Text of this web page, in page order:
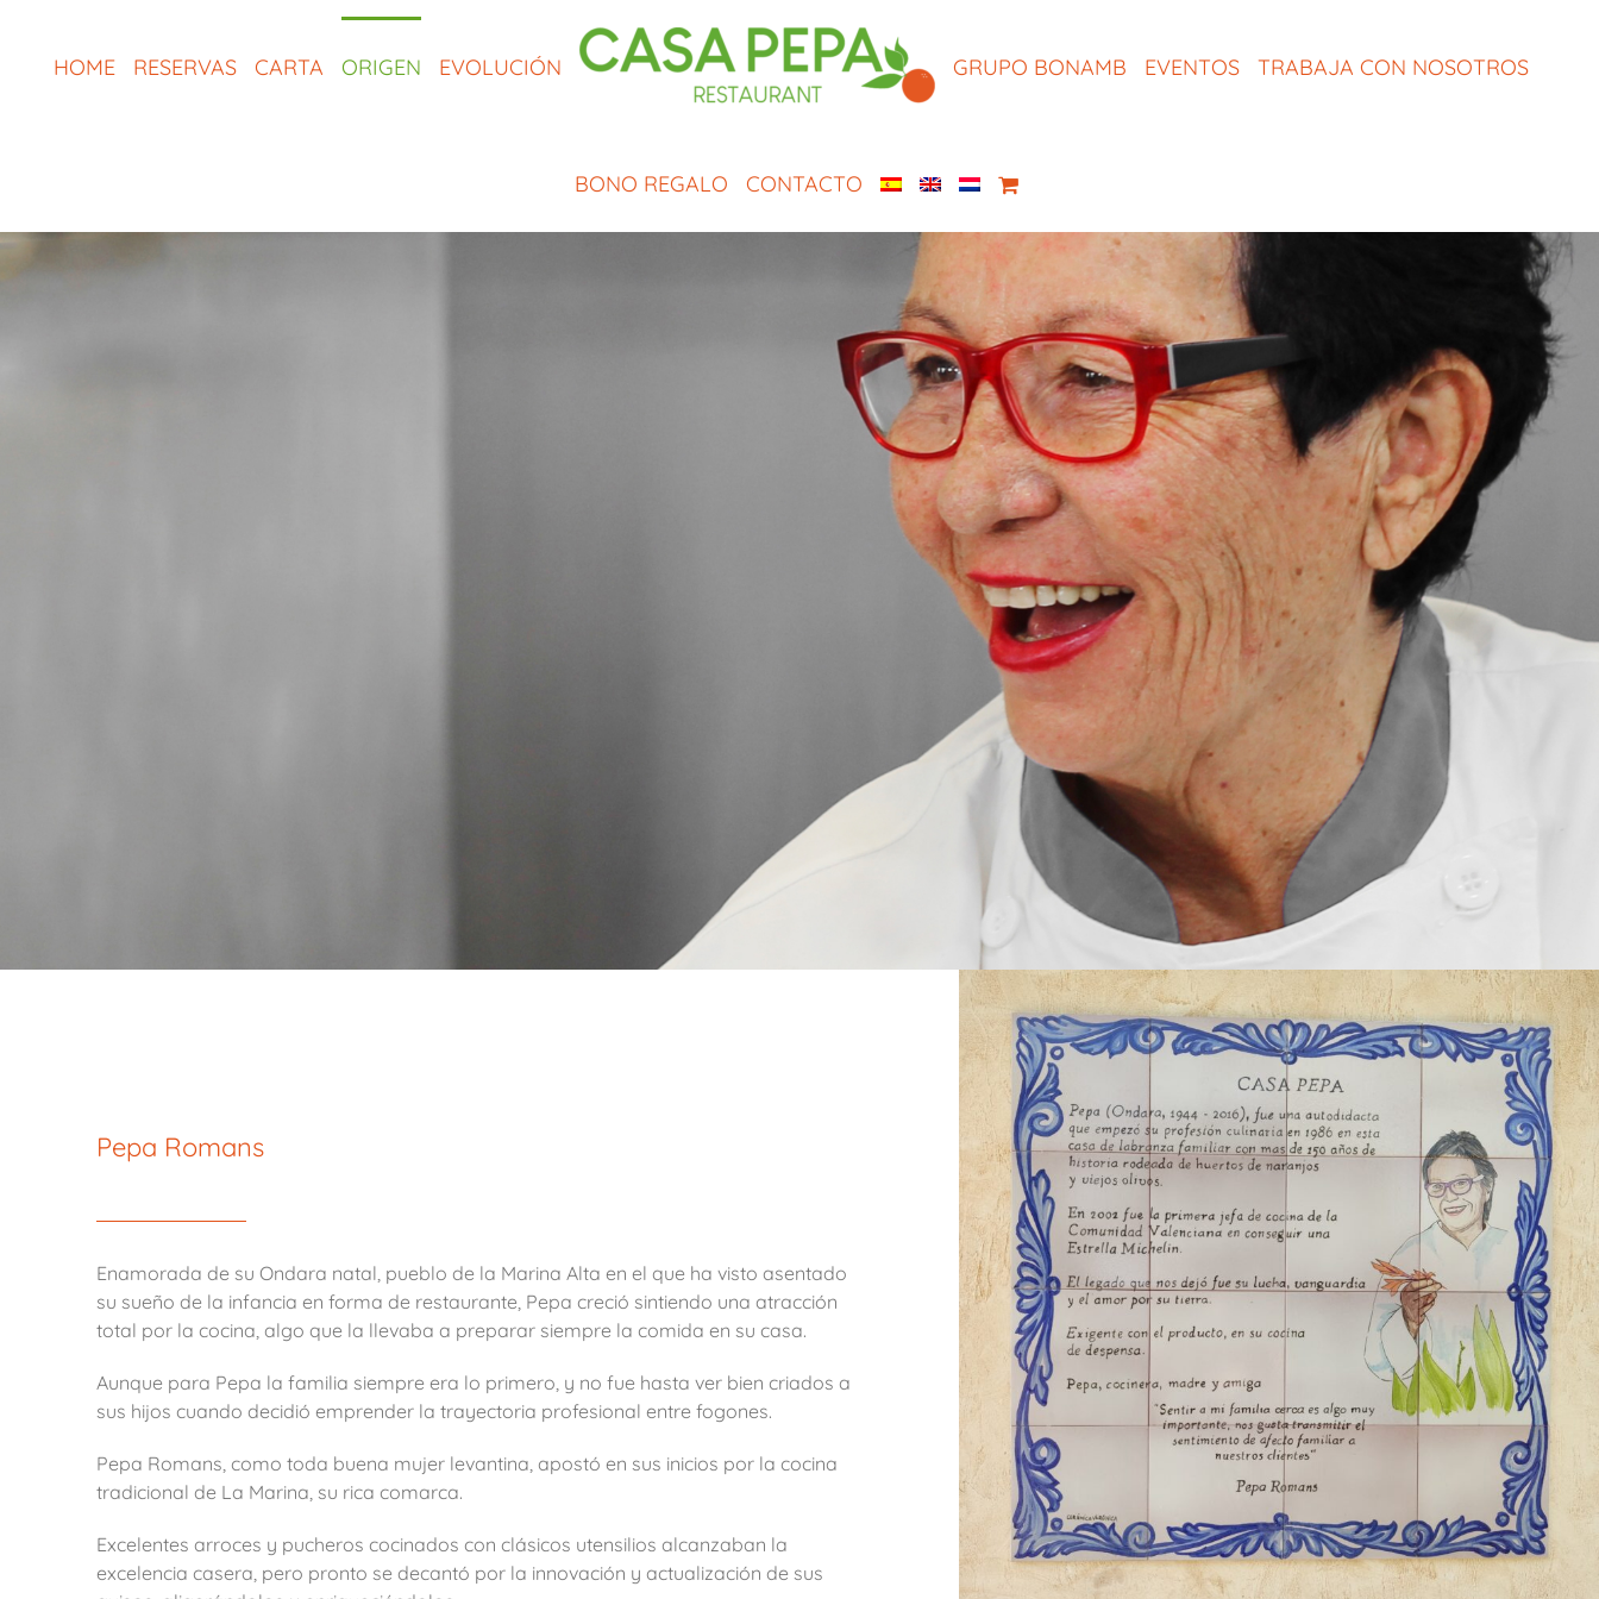
contenidoHOME RESERVAS CARTA ORIGEN EVOLUCIÓN GRUPO BONAMB EVENTOS TRABAJA CON NOSOTROS
BONO REGALO CONTACTO
Pepa Romans
Enamorada de su Ondara natal, pueblo de la Marina Alta en el que ha visto asentado
su sueño de la infancia en forma de restaurante, Pepa creció sintiendo una atracción
total por la cocina, algo que la llevaba a preparar siempre la comida en su casa.
Aunque para Pepa la familia siempre era lo primero, y no fue hasta ver bien criados a
sus hijos cuando decidió emprender la trayectoria profesional entre fogones.
Pepa Romans, como toda buena mujer levantina, apostó en sus inicios por la cocina
tradicional de La Marina, su rica comarca.
Excelentes arroces y pucheros cocinados con clásicos utensilios alcanzaban la
excelencia casera, pero pronto se decantó por la innovación y actualización de sus